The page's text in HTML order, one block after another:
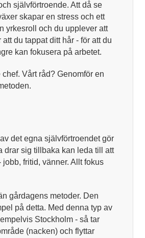
självförtroende. Att då se
skapar en stress och ett
yrkesroll och du upplever att
du tappat ditt hår - för att du
kan fokusera på arbetet.
Vårt råd? Genomför en
det egna självförtroendet gör
drar sig tillbaka kan leda till att
fritid, vänner. Allt fokus
gårdagens metoder. Den
på detta. Med denna typ av
Stockholm - så tar
(nacken) och flyttar